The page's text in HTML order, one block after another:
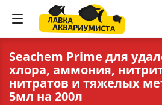
Seachem Prime для
хлора, аммония,
нитратов и тяжелых
5мл на 200л